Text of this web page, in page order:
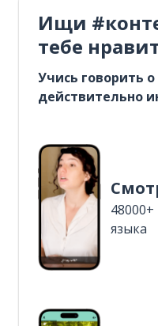
Ищи
тебе
Учись говорить
действительно
языка